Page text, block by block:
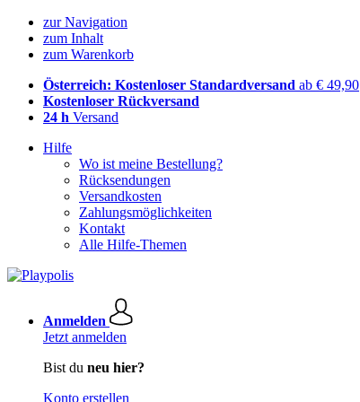
zur Navigation
zum Inhalt
zum Warenkorb
Österreich: Kostenloser Standardversand ab € 49,90
Kostenloser Rückversand
24 h Versand
Hilfe
Wo ist meine Bestellung?
Rücksendungen
Versandkosten
Zahlungsmöglichkeiten
Kontakt
Alle Hilfe-Themen
Anmelden
Jetzt anmelden
Bist du neu hier?
Konto erstellen